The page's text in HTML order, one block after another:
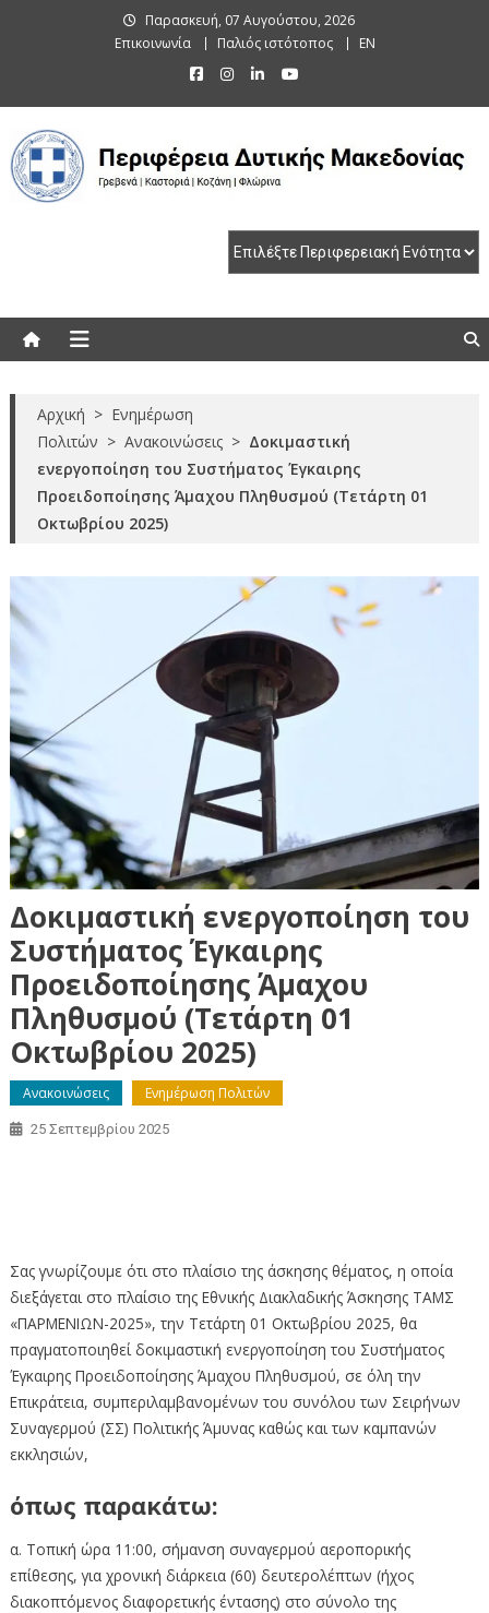
Παρασκευή, 07 Αυγούστου, 2026
Επικοινωνία
Παλιός ιστότοπος EN
Αρχική > Ενημέρωση
Πολιτών > Ανακοινώσεις > Δοκιμαστική
ενεργοποίηση του Συστήματος Έγκαιρης
Προειδοποίησης Άμαχου Πληθυσμού (Τετάρτη 01
Οκτωβρίου 2025)
Δοκιμαστική ενεργοποίηση του
Συστήματος Έγκαιρης
Προειδοποίησης Άμαχου
Πληθυσμού (Τετάρτη 01
Οκτωβρίου 2025)
Ανακοινώσεις Ενημέρωση Πολιτών
25 Σεπτεμβρίου 2025
Σας γνωρίζουμε ότι στο πλαίσιο της άσκησης θέματος, η οποία
διεξάγεται στο πλαίσιο της Εθνικής Διακλαδικής Άσκησης ΤΑΜΣ
«ΠΑΡΜΕΝΙΩΝ-2025», την Τετάρτη 01 Οκτωβρίου 2025, θα
πραγματοποιηθεί δοκιμαστική ενεργοποίηση του Συστήματος
Έγκαιρης Προειδοποίησης Άμαχου Πληθυσμού, σε όλη την
Επικράτεια, συμπεριλαμβανομένων του συνόλου των Σειρήνων
Συναγερμού (ΣΣ) Πολιτικής Άμυνας καθώς και των καμπανών
εκκλησιών,
όπως παρακάτω:
α. Τοπική ώρα 11:00, σήμανση συναγερμού αεροπορικής
επίθεσης, για χρονική διάρκεια (60) δευτερολέπτων (ήχος
διακοπτόμενος διαφορετικής έντασης) στο σύνολο της